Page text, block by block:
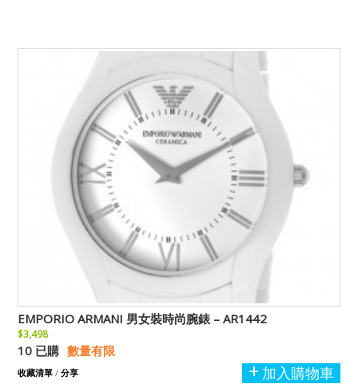
EMPORIO ARMANI 男女裝時尚腕錶 – AR1442
$3,498
10 已購 數量有限
加入購物車
收藏清單 / 分享